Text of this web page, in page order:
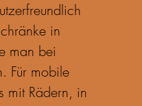
in
man bei
Für mobile
mit Rädern, in